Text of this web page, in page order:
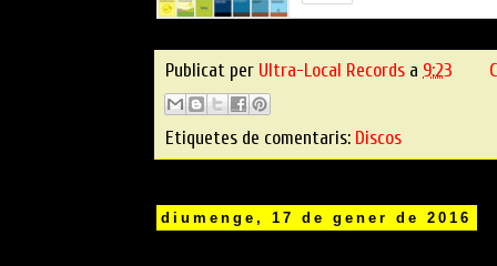
Publicat per Ultra-Local Records a 9:23
Etiquetes de comentaris: Discos
diumenge, 17 de gener de 2016